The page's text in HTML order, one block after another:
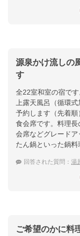
源泉かけ流しの
す
全22室和室の宿で
上露天風呂（循環
予約します（先着
食会席です。料理
会席などグレード
たん鍋といった鍋料
回答された質問： 湯
ご希望のかに料